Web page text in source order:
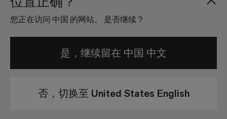
您正在访问 中国 的网站。 是否继续？
是，继续留在 中国 中文
否，切换至 United States English
招贤纳士
社区准则